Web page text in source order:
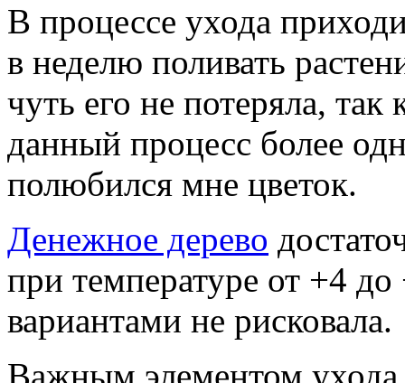
В процессе ухода
в неделю поливать
чуть его не потеряла,
данный процесс более
полюбился мне цветок.
Денежное дерево
при температуре от +4
вариантами не рисковала.
Важным элементом ухода